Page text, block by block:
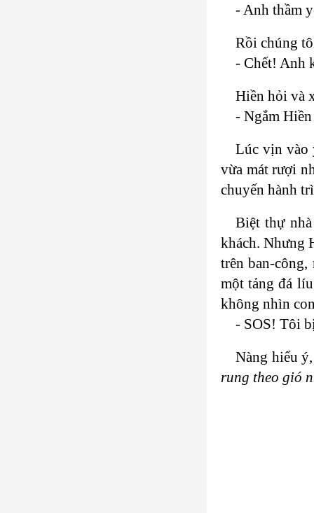
- Anh thầm
Rồi chúng
- Chết! Anh
Hiền hỏi và
- Ngắm
Lúc vịn vào
vừa mát rượi
chuyến hành
Biệt thự
khách. Nhưng
trên ban-
một tảng đá
không nhìn
- SOS! Tôi
Nàng hiểu
rung theo gió